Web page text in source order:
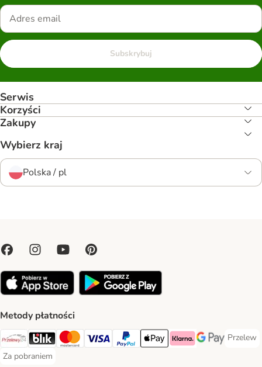
Subskrybuj
Serwis
Korzyści
Zakupy
Wybierz kraj
Polska / pl
Metody płatności
Przelewy24 Payment Method
Blik Payment Method
MasterCard Payment Method
Visa Payment Method
PayPal Payment Method
Apple Pay Payment Method
Klarna Payment Method
Google Pay
Przelew
Przelew
Za pobraniem
Za pobraniem Payment Method